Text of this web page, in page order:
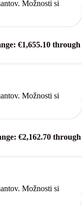
Možnosti si
€1,655.10 through
Možnosti si
€2,162.70 through
Možnosti si